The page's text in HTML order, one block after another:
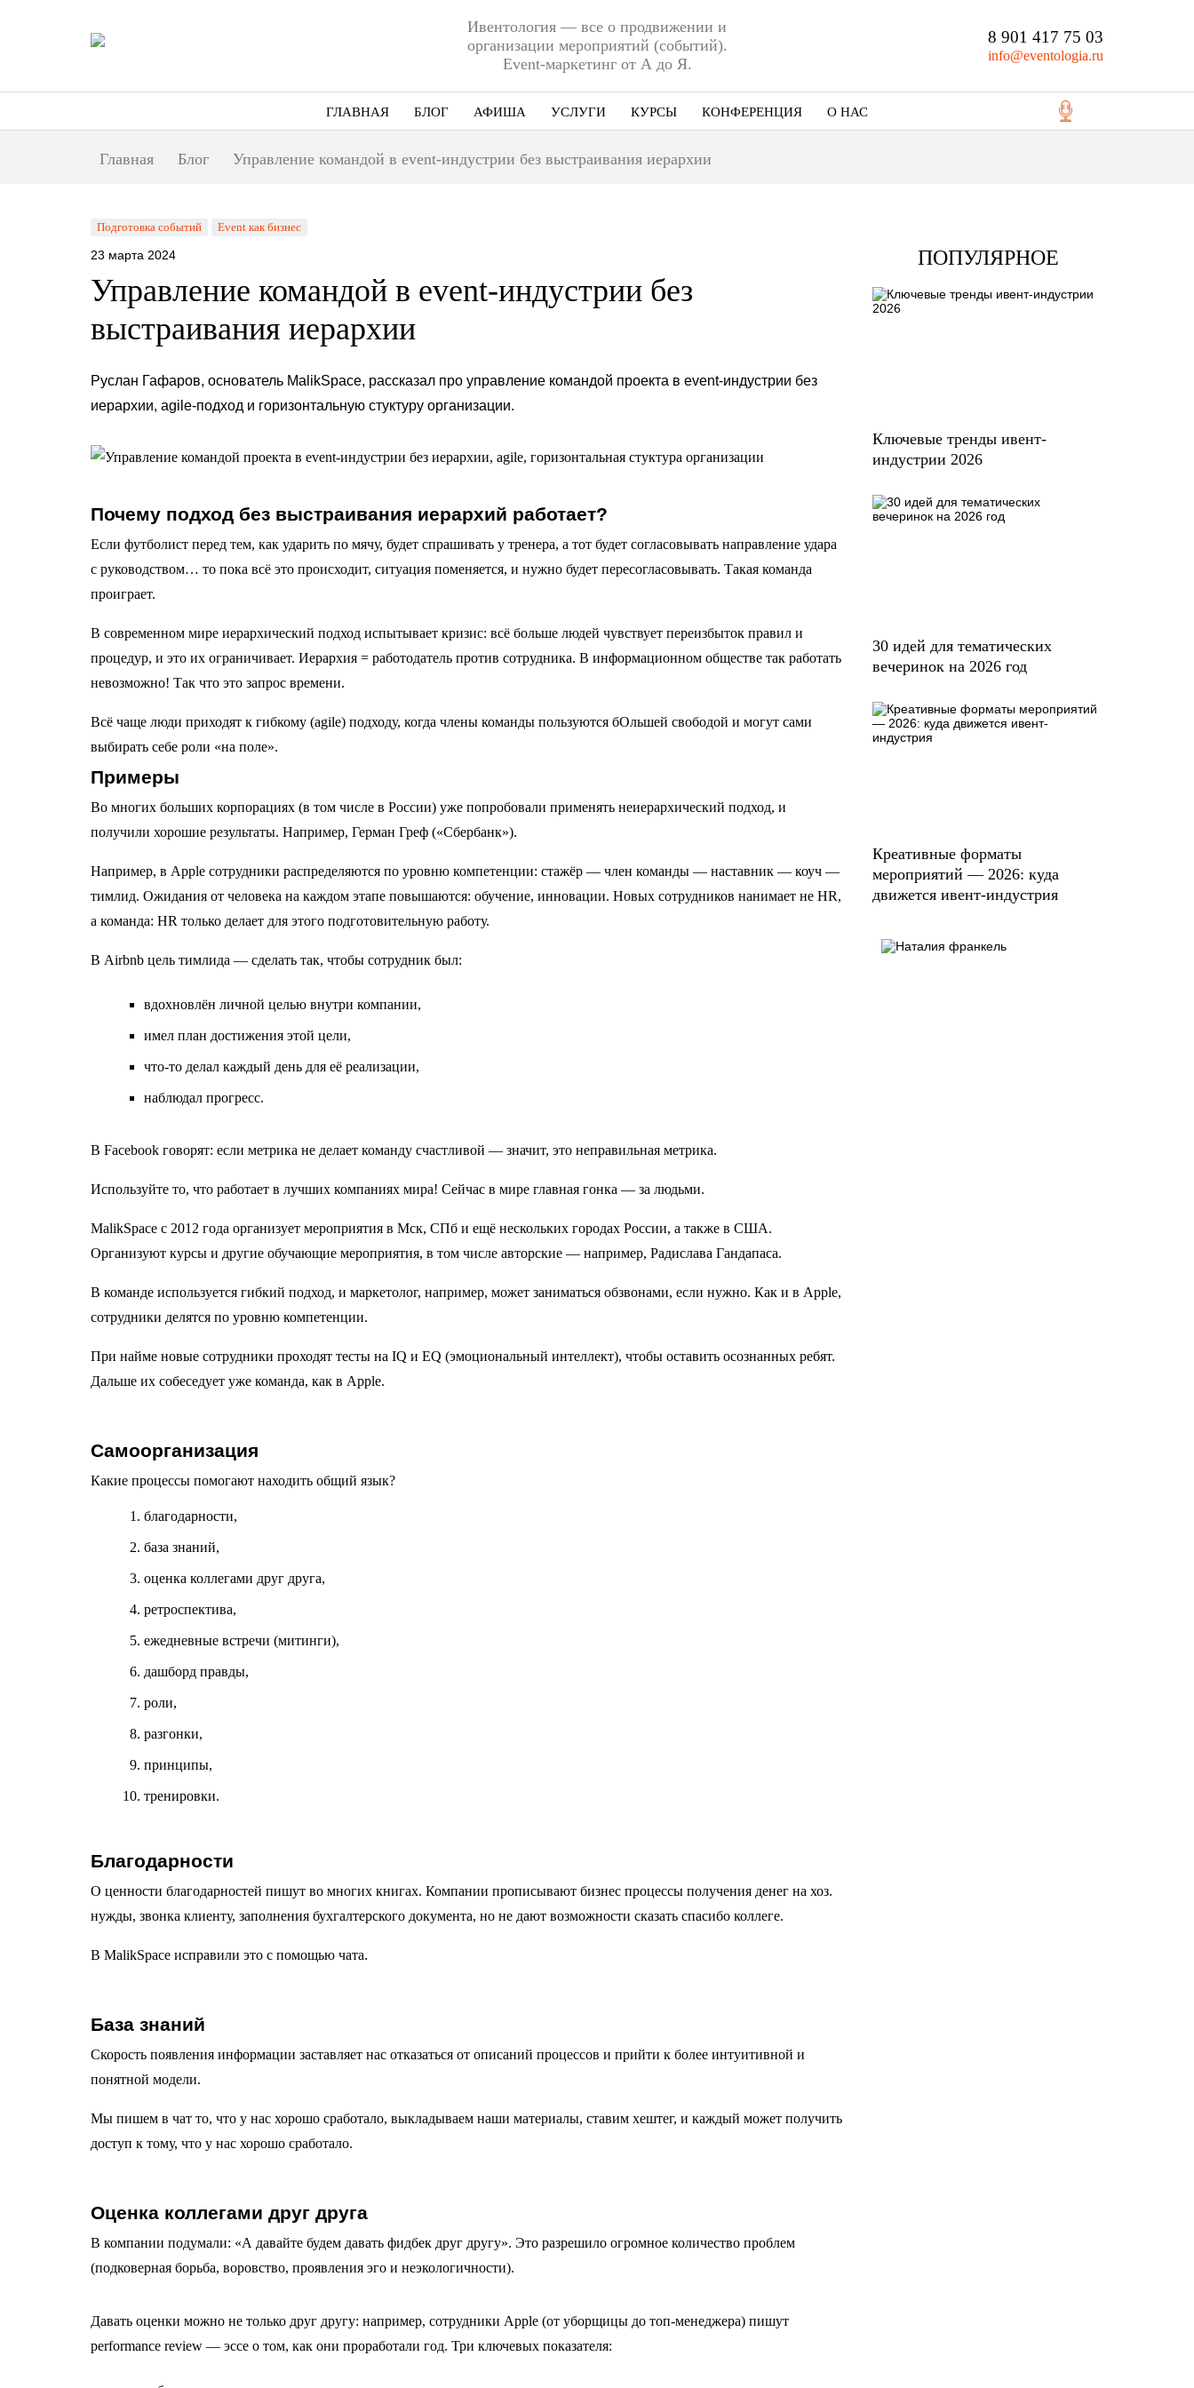
Ивентология — все о продвижении и
организации мероприятий (событий).
Event-маркетинг от А до Я.
8 901 417 75 03
info@eventologia.ru
ГЛАВНАЯ БЛОГ АФИША УСЛУГИ КУРСЫ КОНФЕРЕНЦИЯ О НАС
Главная Блог Управление командой в event-индустрии без выстраивания иерархии
Подготовка событий Event как бизнес
23 марта 2024
Управление командой в event-индустрии без
выстраивания иерархии
Руслан Гафаров, основатель MalikSpace, рассказал про управление командой проекта в event-индустрии без
иерархии, agile-подход и горизонтальную стуктуру организации.
Почему подход без выстраивания иерархий работает?
Если футболист перед тем, как ударить по мячу, будет спрашивать у тренера, а тот будет согласовывать направление удара
с руководством… то пока всё это происходит, ситуация поменяется, и нужно будет пересогласовывать. Такая команда
проиграет.
В современном мире иерархический подход испытывает кризис: всё больше людей чувствует переизбыток правил и
процедур, и это их ограничивает. Иерархия = работодатель против сотрудника. В информационном обществе так работать
невозможно! Так что это запрос времени.
Всё чаще люди приходят к гибкому (agile) подходу, когда члены команды пользуются бОльшей свободой и могут сами
выбирать себе роли «на поле».
Примеры
Во многих больших корпорациях (в том числе в России) уже попробовали применять неиерархический подход, и
получили хорошие результаты. Например, Герман Греф («Сбербанк»).
Например, в Apple cотрудники распределяются по уровню компетенции: стажёр — член команды — наставник — коуч —
тимлид. Ожидания от человека на каждом этапе повышаются: обучение, инновации. Новых сотрудников нанимает не HR,
а команда: HR только делает для этого подготовительную работу.
В Airbnb цель тимлида — сделать так, чтобы сотрудник был:
вдохновлён личной целью внутри компании,
имел план достижения этой цели,
что-то делал каждый день для её реализации,
наблюдал прогресс.
В Facebook говорят: если метрика не делает команду счастливой — значит, это неправильная метрика.
Используйте то, что работает в лучших компаниях мира! Сейчас в мире главная гонка — за людьми.
MalikSpace c 2012 года организует мероприятия в Мск, СПб и ещё нескольких городах России, а также в США.
Организуют курсы и другие обучающие мероприятия, в том числе авторские — например, Радислава Гандапаса.
В команде используется гибкий подход, и маркетолог, например, может заниматься обзвонами, если нужно. Как и в Apple,
сотрудники делятся по уровню компетенции.
При найме новые сотрудники проходят тесты на IQ и EQ (эмоциональный интеллект), чтобы оставить осознанных ребят.
Дальше их собеседует уже команда, как в Apple.
Самоорганизация
Какие процессы помогают находить общий язык?
благодарности,
база знаний,
оценка коллегами друг друга,
ретроспектива,
ежедневные встречи (митинги),
дашборд правды,
роли,
разгонки,
принципы,
тренировки.
Благодарности
О ценности благодарностей пишут во многих книгах. Компании прописывают бизнес процессы получения денег на хоз.
нужды, звонка клиенту, заполнения бухгалтерского документа, но не дают возможности сказать спасибо коллеге.
В MalikSpace исправили это с помощью чата.
База знаний
Скорость появления информации заставляет нас отказаться от описаний процессов и прийти к более интуитивной и
понятной модели.
Мы пишем в чат то, что у нас хорошо сработало, выкладываем наши материалы, ставим хештег, и каждый может получить
доступ к тому, что у нас хорошо сработало.
Оценка коллегами друг друга
В компании подумали: «А давайте будем давать фидбек друг другу». Это разрешило огромное количество проблем
(подковерная борьба, воровство, проявления эго и неэкологичности).
Давать оценки можно не только друг другу: например, сотрудники Apple (от уборщицы до топ-менеджера) пишут
performance review — эссе о том, как они проработали год. Три ключевых показателя:
ПОПУЛЯРНОЕ
Ключевые тренды ивент-
индустрии 2026
30 идей для тематических
вечеринок на 2026 год
Креативные форматы
мероприятий — 2026: куда
движется ивент-индустрия